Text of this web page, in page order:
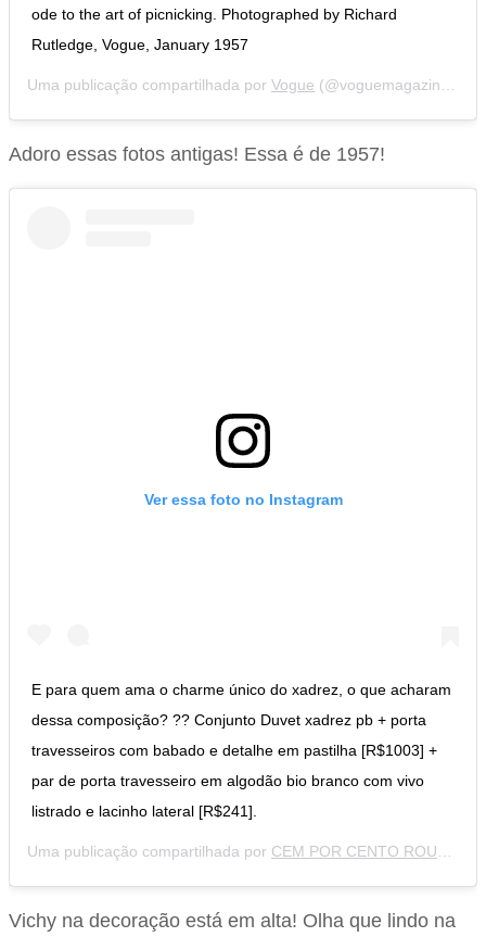
ode to the art of picnicking. Photographed by Richard
Rutledge, Vogue, January 1957
Uma publicação compartilhada por Vogue (@voguemagazine) em
Adoro essas fotos antigas! Essa é de 1957!
Ver essa foto no Instagram
E para quem ama o charme único do xadrez, o que acharam
dessa composição? ?? Conjunto Duvet xadrez pb + porta
travesseiros com babado e detalhe em pastilha [R$1003] +
par de porta travesseiro em algodão bio branco com vivo
listrado e lacinho lateral [R$241].
Uma publicação compartilhada por CEM POR CENTO ROUPARIA
Vichy na decoração está em alta! Olha que lindo na